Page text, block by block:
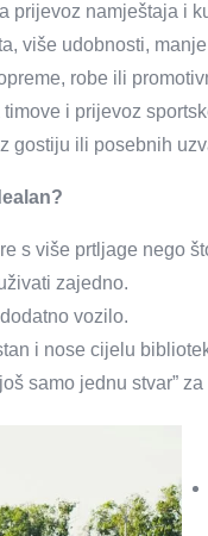
prijevoz namještaja i
više udobnosti,
robe ili
i prijevoz
gostiju ili posebnih
s više prtljage nego
zajedno.
vozilo.
i nose cijelu
samo jednu stvar”